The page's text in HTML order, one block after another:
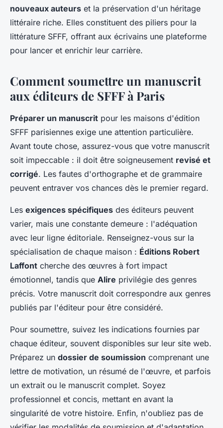
nouveaux auteurs et la préservation d'un héritage
littéraire riche. Elles constituent des piliers pour la
littérature SFFF, offrant aux écrivains une plateforme
pour lancer et enrichir leur carrière.
Comment soumettre un manuscrit
aux éditeurs de SFFF à Paris
Préparer un manuscrit pour les maisons d'édition
SFFF parisiennes exige une attention particulière.
Avant toute chose, assurez-vous que votre manuscrit
soit impeccable : il doit être soigneusement revisé et
corrigé. Les fautes d'orthographe et de grammaire
peuvent entraver vos chances dès le premier regard.
Les exigences spécifiques des éditeurs peuvent
varier, mais une constante demeure : l'adéquation
avec leur ligne éditoriale. Renseignez-vous sur la
spécialisation de chaque maison : Éditions Robert
Laffont cherche des œuvres à fort impact
émotionnel, tandis que Alire privilégie des genres
précis. Votre manuscrit doit correspondre aux genres
publiés par l'éditeur pour être considéré.
Pour soumettre, suivez les indications fournies par
chaque éditeur, souvent disponibles sur leur site web.
Préparez un dossier de soumission comprenant une
lettre de motivation, un résumé de l'œuvre, et parfois
un extrait ou le manuscrit complet. Soyez
professionnel et concis, mettant en avant la
singularité de votre histoire. Enfin, n'oubliez pas de